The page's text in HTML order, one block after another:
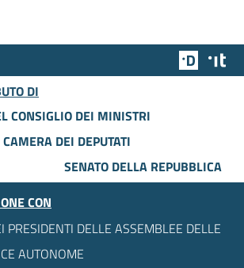
Team
DI
CONSIGLIO DEI MINISTRI
CAMERA DEI DEPUTATI
SENATO DELLA REPUBBLICA
CON
PRESIDENTI DELLE ASSEMBLEE DELLE
AUTONOME